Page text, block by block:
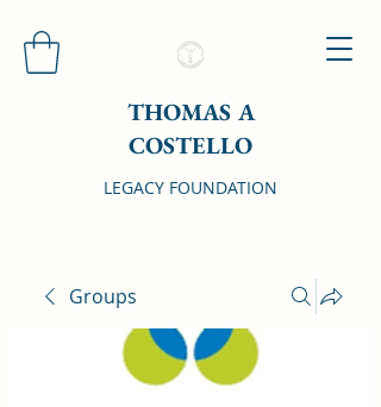
THOMAS A
COSTELLO
LEGACY FOUNDATION
Groups